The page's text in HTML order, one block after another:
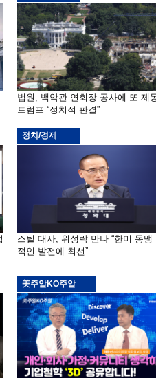
법원, 백악관 연회장 공사에 또 제
트럼프 “정치적 판결”
정치/경제
스틸 대사, 위성락 만나 “한미 동맹
적인 발전에 최선”
美주알KO주알